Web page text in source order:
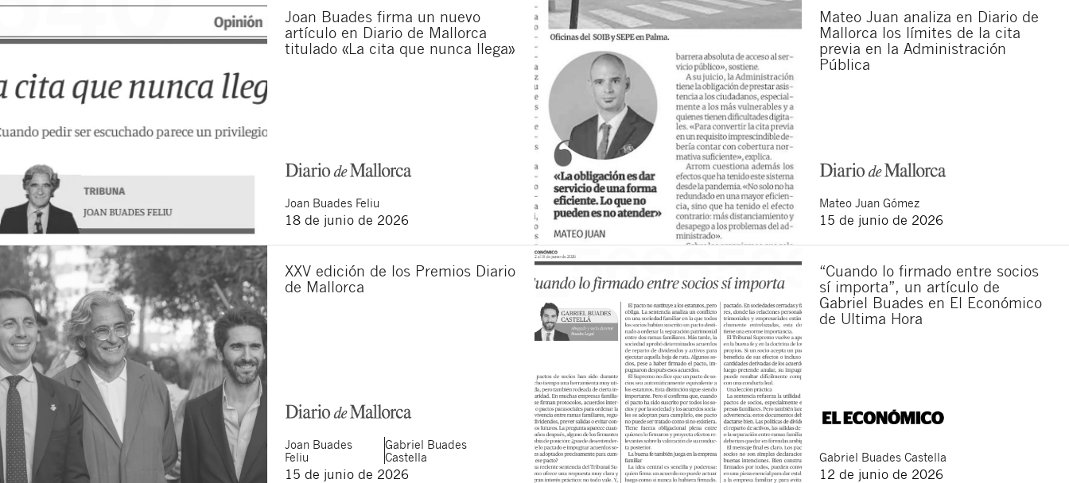
Joan Buades firma un nuevo
artículo en Diario de Mallorca
titulado «La cita que nunca llega»
Joan Buades Feliu
18 de junio de 2026
Mateo Juan analiza en Diario de
Mallorca los límites de la cita
previa en la Administración
Pública
Mateo Juan Gómez
15 de junio de 2026
XXV edición de los Premios Diario
de Mallorca
Joan Buades
Feliu
Gabriel Buades
Castella
15 de junio de 2026
“Cuando lo firmado entre socios
sí importa”, un artículo de
Gabriel Buades en El Económico
de Ultima Hora
Gabriel Buades Castella
12 de junio de 2026